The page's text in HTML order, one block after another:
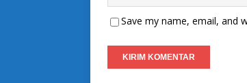
Save my name, email, and